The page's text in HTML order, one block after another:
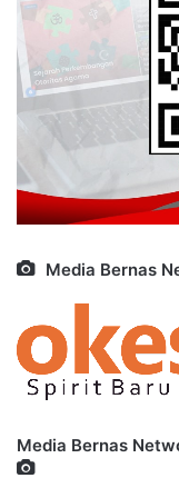
Media Bernas
Media Bernas